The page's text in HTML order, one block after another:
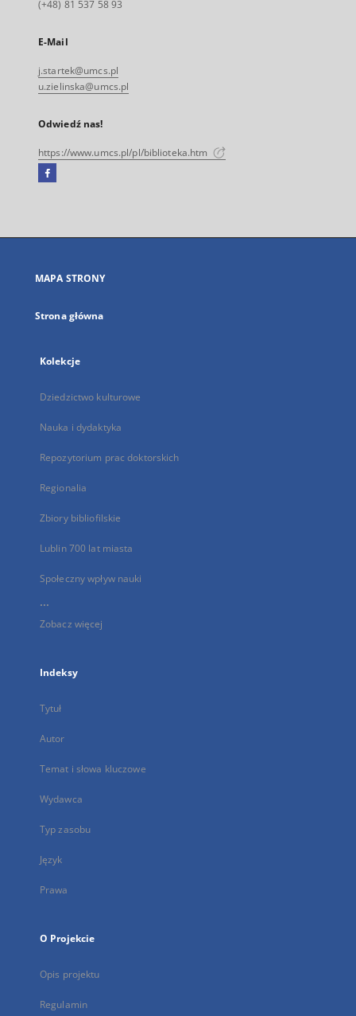
(+48) 81 537 58 93
E-Mail
j.startek@umcs.pl
u.zielinska@umcs.pl
Odwiedź nas!
https://www.umcs.pl/pl/biblioteka.htm
Facebook
się
karcie
MAPA STRONY
Strona główna
Kolekcje
Dziedzictwo kulturowe
Nauka i dydaktyka
Repozytorium prac doktorskich
Regionalia
Zbiory bibliofilskie
Lublin 700 lat miasta
Społeczny wpływ nauki
...
Zobacz więcej
Indeksy
Tytuł
Autor
Temat i słowa kluczowe
Wydawca
Typ zasobu
Język
Prawa
O Projekcie
Opis projektu
Regulamin